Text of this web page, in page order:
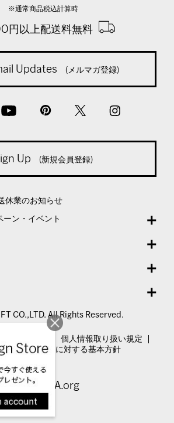
※通常商品税込計算時
円以上配送料無料
Updates (メルマガ登録)
Up (新規会員登録)
休業のお知らせ
ーン・イベント
CO.,LTD. All Rights Reserved.
個人情報取り扱い規定
ハラスメントに対する基本方針
Visit MoMA.org